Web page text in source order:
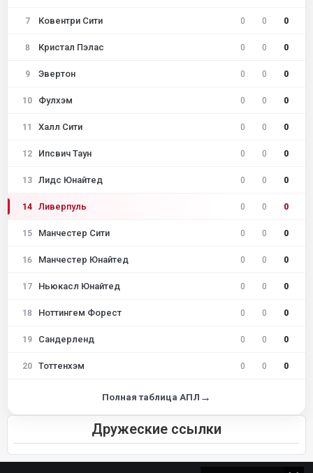
7 Ковентри Сити 0 0 0
8 Кристал Пэлас 0 0 0
9 Эвертон 0 0 0
10 Фулхэм 0 0 0
11 Халл Сити 0 0 0
12 Ипсвич Таун 0 0 0
13 Лидс Юнайтед 0 0 0
14 Ливерпуль 0 0 0
15 Манчестер Сити 0 0 0
16 Манчестер Юнайтед 0 0 0
17 Ньюкасл Юнайтед 0 0 0
18 Ноттингем Форест 0 0 0
19 Сандерленд 0 0 0
20 Тоттенхэм 0 0 0
Полная таблица АПЛ →
Дружеские ссылки